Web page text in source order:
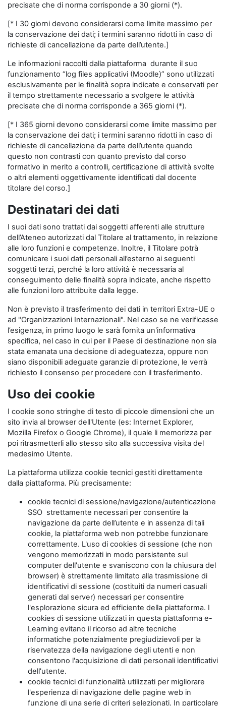
precisate che di norma corrisponde a 30 giorni (*).
[* I 30 giorni devono considerarsi come limite massimo per
la conservazione dei dati; i termini saranno ridotti in caso di
richieste di cancellazione da parte dell’utente.]
Le informazioni raccolti dalla piattaforma durante il suo
funzionamento “log files applicativi (Moodle)” sono utilizzati
esclusivamente per le finalità sopra indicate e conservati per
il tempo strettamente necessario a svolgere le attività
precisate che di norma corrisponde a 365 giorni (*).
[* I 365 giorni devono considerarsi come limite massimo per
la conservazione dei dati; i termini saranno ridotti in caso di
richieste di cancellazione da parte dell’utente quando
questo non contrasti con quanto previsto dal corso
formativo in merito a controlli, certificazione di attività svolte
o altri elementi oggettivamente identificati dal docente
titolare del corso.]
Destinatari dei dati
I suoi dati sono trattati dai soggetti afferenti alle strutture
dell’Ateneo autorizzati dal Titolare al trattamento, in relazione
alle loro funzioni e competenze. Inoltre, il Titolare potrà
comunicare i suoi dati personali all’esterno ai seguenti
soggetti terzi, perché la loro attività è necessaria al
conseguimento delle finalità sopra indicate, anche rispetto
alle funzioni loro attribuite dalla legge.
Non è previsto il trasferimento dei dati in territori Extra-UE o
ad "Organizzazioni Internazionali". Nel caso se ne verificasse
l’esigenza, in primo luogo le sarà fornita un'informativa
specifica, nel caso in cui per il Paese di destinazione non sia
stata emanata una decisione di adeguatezza, oppure non
siano disponibili adeguate garanzie di protezione, le verrà
richiesto il consenso per procedere con il trasferimento.
Uso dei cookie
I cookie sono stringhe di testo di piccole dimensioni che un
sito invia al browser dell'Utente (es: Internet Explorer,
Mozilla Firefox o Google Chrome), il quale li memorizza per
poi ritrasmetterli allo stesso sito alla successiva visita del
medesimo Utente.
La piattaforma utilizza cookie tecnici gestiti direttamente
dalla piattaforma. Più precisamente:
cookie tecnici di sessione/navigazione/autenticazione
SSO strettamente necessari per consentire la
navigazione da parte dell’utente e in assenza di tali
cookie, la piattaforma web non potrebbe funzionare
correttamente. L'uso di cookies di sessione (che non
vengono memorizzati in modo persistente sul
computer dell'utente e svaniscono con la chiusura del
browser) è strettamente limitato alla trasmissione di
identificativi di sessione (costituiti da numeri casuali
generati dal server) necessari per consentire
l'esplorazione sicura ed efficiente della piattaforma. I
cookies di sessione utilizzati in questa piattaforma e-
Learning evitano il ricorso ad altre tecniche
informatiche potenzialmente pregiudizievoli per la
riservatezza della navigazione degli utenti e non
consentono l'acquisizione di dati personali identificativi
dell'utente.
cookie tecnici di funzionalità utilizzati per migliorare
l'esperienza di navigazione delle pagine web in
funzione di una serie di criteri selezionati. In particolare